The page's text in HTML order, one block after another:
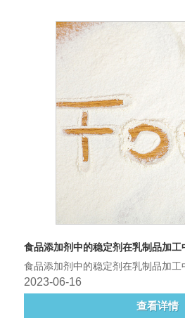
食品添加剂中的稳定剂在乳制品加工
食品添加剂中的稳定剂在乳制品加工
2023-06-16
查看详情